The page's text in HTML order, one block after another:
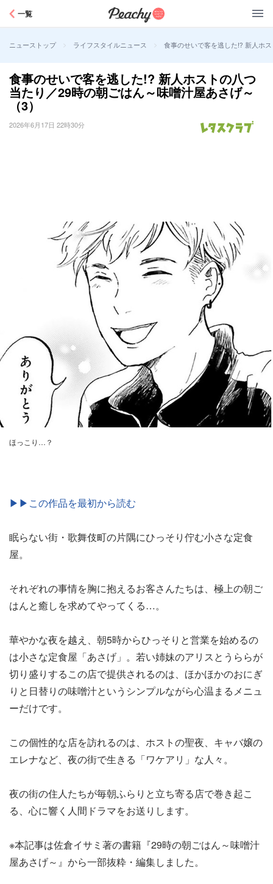
一覧
ニューストップ > ライフスタイルニュース > 食事のせいで客を逃した!? 新人ホ
食事のせいで客を逃した!? 新人ホストの八つ
当たり／29時の朝ごはん～味噌汁屋あさげ～
（3）
2026年6月17日 22時30分
ほっこり…？
▶▶この作品を最初から読む
眠らない街・歌舞伎町の片隅にひっそり佇む小さな定食
屋。
それぞれの事情を胸に抱えるお客さんたちは、極上の朝ご
はんと癒しを求めてやってくる…。
華やかな夜を越え、朝5時からひっそりと営業を始めるの
は小さな定食屋「あさげ」。若い姉妹のアリスとうららが
切り盛りするこの店で提供されるのは、ほかほかのおにぎ
りと日替りの味噌汁というシンプルながら心温まるメニュ
ーだけです。
この個性的な店を訪れるのは、ホストの聖夜、キャバ嬢の
エレナなど、夜の街で生きる「ワケアリ」な人々。
夜の街の住人たちが毎朝ふらりと立ち寄る店で巻き起こ
る、心に響く人間ドラマをお送りします。
※本記事は佐倉イサミ著の書籍『29時の朝ごはん～味噌汁
屋あさげ～』から一部抜粋・編集しました。